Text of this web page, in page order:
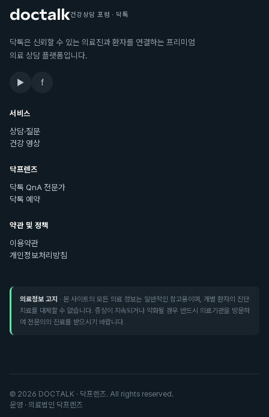
건강상담 포럼 · 닥톡
닥톡은 신뢰할 수 있는 의료진과 환자를 연결하는 프리미엄
의료 상담 플랫폼입니다.
▶ f
서비스
상담·질문
건강 영상
닥프렌즈
닥톡 QnA 전문가
닥톡 예약
약관 및 정책
이용약관
개인정보처리방침
의료정보 고지 · 본 사이트의 모든 의료 정보는 일반적인 참고용이며, 개별 환자의 진단·
치료를 대체할 수 없습니다. 증상이 지속되거나 악화될 경우 반드시 의료기관을 방문하
여 전문의의 진료를 받으시기 바랍니다.
© 2026 DOCTALK · 닥프렌즈. All rights reserved.
운영 · 의료법인 닥프렌즈